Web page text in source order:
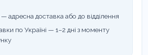
адресна доставка або до відділення
по Україні — 1–2 дні з моменту